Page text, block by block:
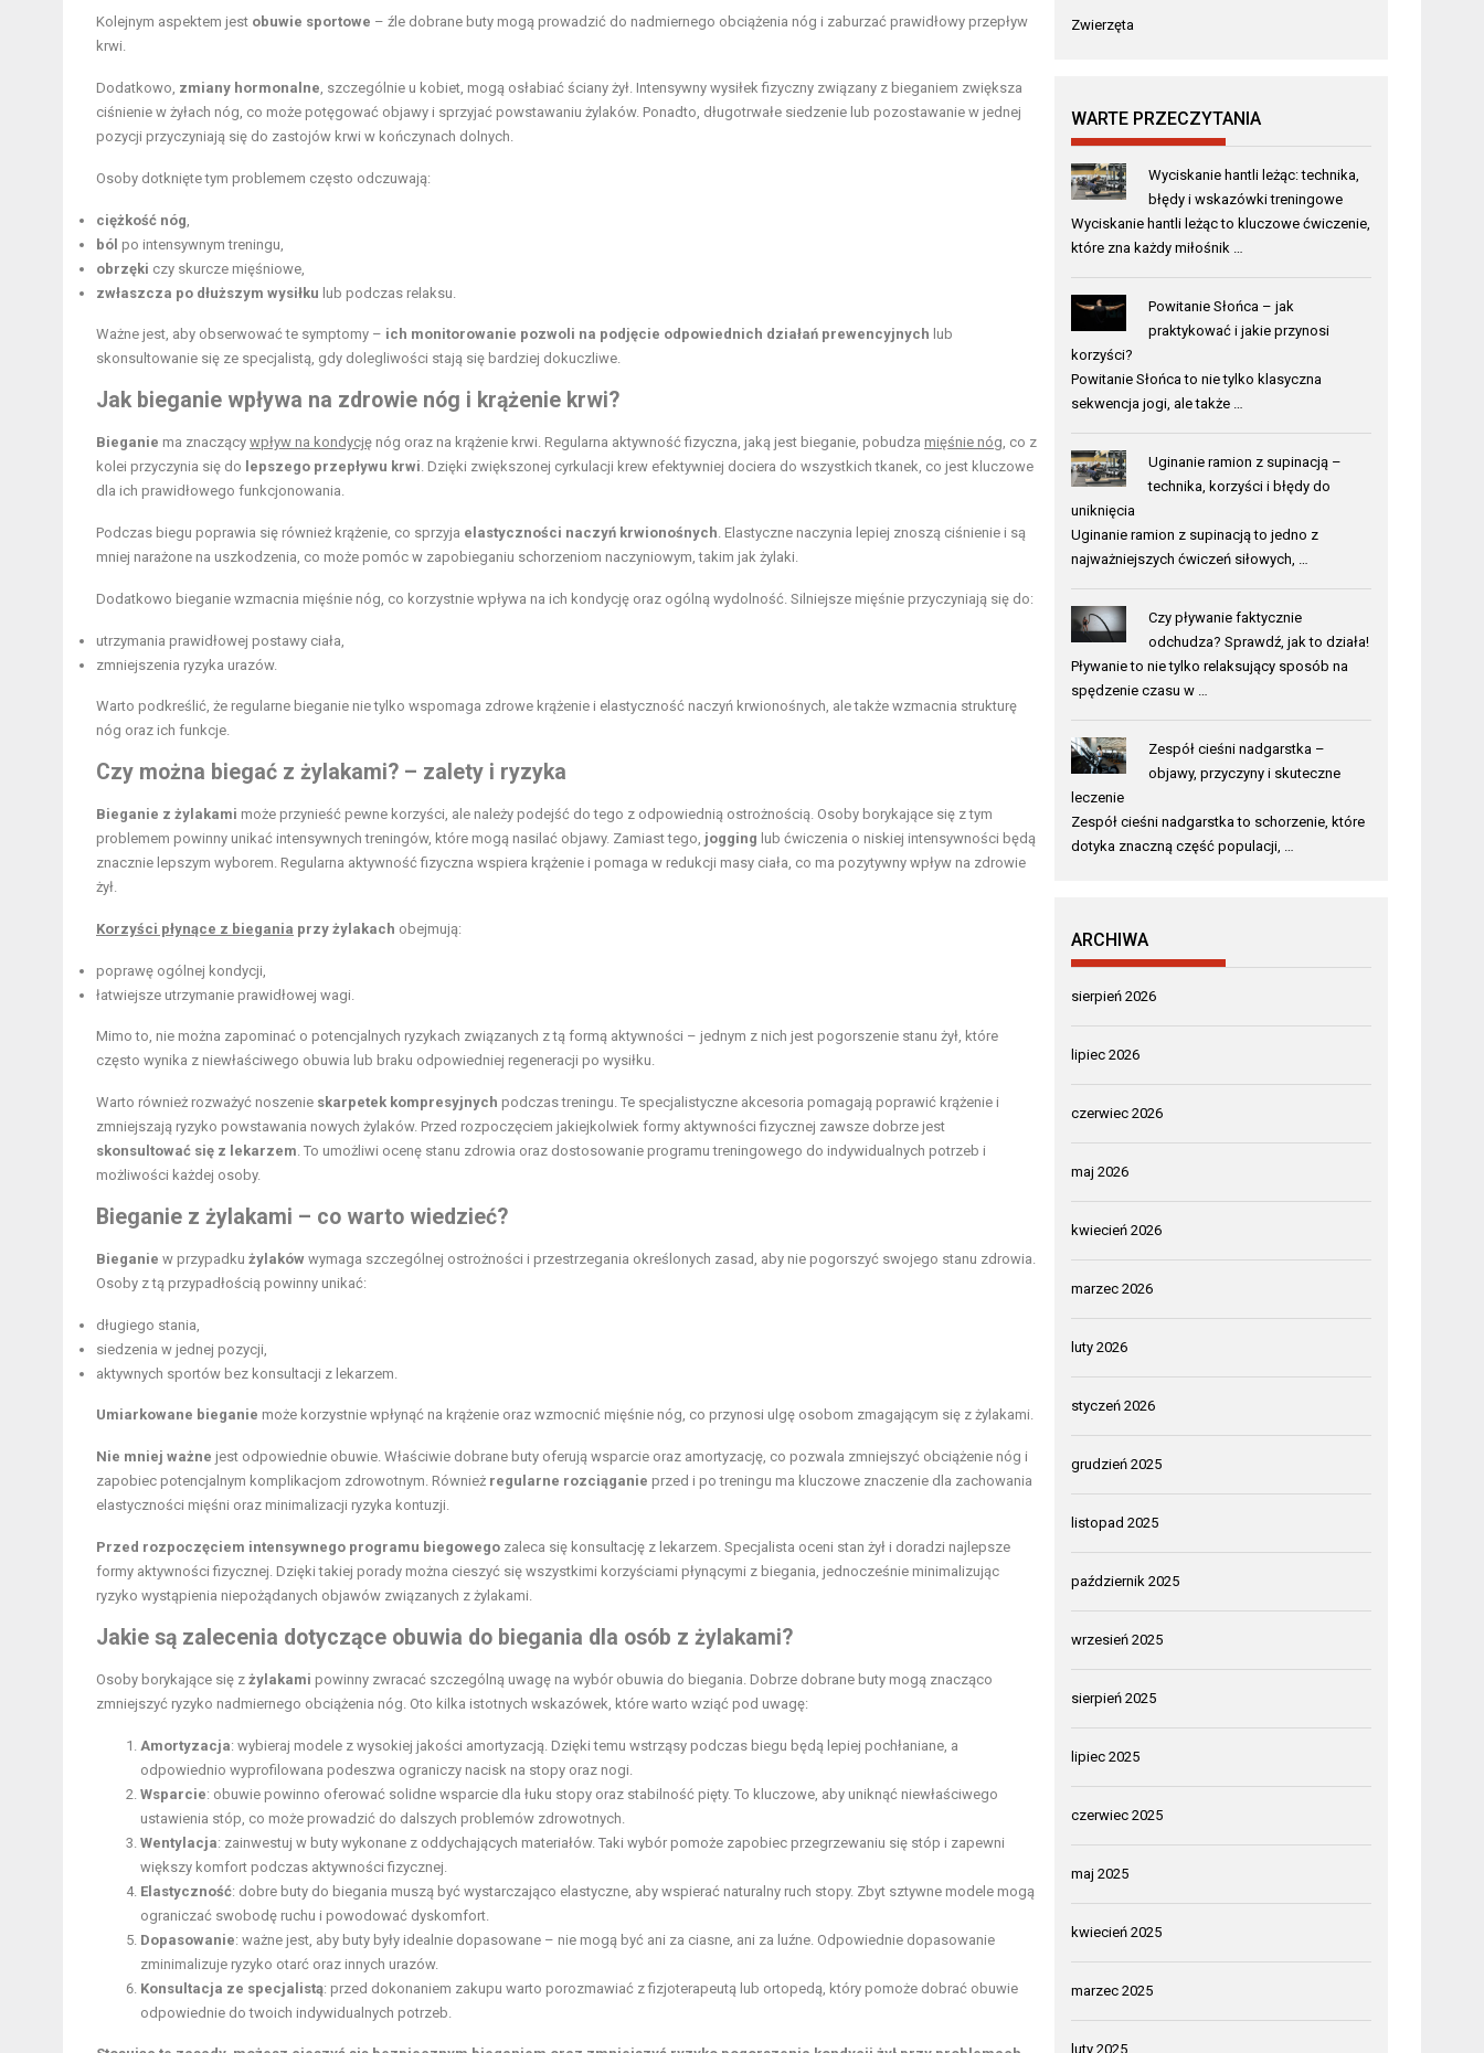
Kolejnym aspektem jest obuwie sportowe – źle dobrane buty mogą prowadzić do nadmiernego obciążenia nóg i zaburzać prawidłowy przepływ
krwi.
Dodatkowo, zmiany hormonalne, szczególnie u kobiet, mogą osłabiać ściany żył. Intensywny wysiłek fizyczny związany z bieganiem zwiększa
ciśnienie w żyłach nóg, co może potęgować objawy i sprzyjać powstawaniu żylaków. Ponadto, długotrwałe siedzenie lub pozostawanie w jednej
pozycji przyczyniają się do zastojów krwi w kończynach dolnych.
Osoby dotknięte tym problemem często odczuwają:
ciężkość nóg,
ból po intensywnym treningu,
obrzęki czy skurcze mięśniowe,
zwłaszcza po dłuższym wysiłku lub podczas relaksu.
Ważne jest, aby obserwować te symptomy – ich monitorowanie pozwoli na podjęcie odpowiednich działań prewencyjnych lub
skonsultowanie się ze specjalistą, gdy dolegliwości stają się bardziej dokuczliwe.
Jak bieganie wpływa na zdrowie nóg i krążenie krwi?
Bieganie ma znaczący wpływ na kondycję nóg oraz na krążenie krwi. Regularna aktywność fizyczna, jaką jest bieganie, pobudza mięśnie nóg, co z
kolei przyczynia się do lepszego przepływu krwi. Dzięki zwiększonej cyrkulacji krew efektywniej dociera do wszystkich tkanek, co jest kluczowe
dla ich prawidłowego funkcjonowania.
Podczas biegu poprawia się również krążenie, co sprzyja elastyczności naczyń krwionośnych. Elastyczne naczynia lepiej znoszą ciśnienie i są
mniej narażone na uszkodzenia, co może pomóc w zapobieganiu schorzeniom naczyniowym, takim jak żylaki.
Dodatkowo bieganie wzmacnia mięśnie nóg, co korzystnie wpływa na ich kondycję oraz ogólną wydolność. Silniejsze mięśnie przyczyniają się do:
utrzymania prawidłowej postawy ciała,
zmniejszenia ryzyka urazów.
Warto podkreślić, że regularne bieganie nie tylko wspomaga zdrowe krążenie i elastyczność naczyń krwionośnych, ale także wzmacnia strukturę
nóg oraz ich funkcje.
Czy można biegać z żylakami? – zalety i ryzyka
Bieganie z żylakami może przynieść pewne korzyści, ale należy podejść do tego z odpowiednią ostrożnością. Osoby borykające się z tym
problemem powinny unikać intensywnych treningów, które mogą nasilać objawy. Zamiast tego, jogging lub ćwiczenia o niskiej intensywności będą
znacznie lepszym wyborem. Regularna aktywność fizyczna wspiera krążenie i pomaga w redukcji masy ciała, co ma pozytywny wpływ na zdrowie
żył.
Korzyści płynące z biegania przy żylakach obejmują:
poprawę ogólnej kondycji,
łatwiejsze utrzymanie prawidłowej wagi.
Mimo to, nie można zapominać o potencjalnych ryzykach związanych z tą formą aktywności – jednym z nich jest pogorszenie stanu żył, które
często wynika z niewłaściwego obuwia lub braku odpowiedniej regeneracji po wysiłku.
Warto również rozważyć noszenie skarpetek kompresyjnych podczas treningu. Te specjalistyczne akcesoria pomagają poprawić krążenie i
zmniejszają ryzyko powstawania nowych żylaków. Przed rozpoczęciem jakiejkolwiek formy aktywności fizycznej zawsze dobrze jest
skonsultować się z lekarzem. To umożliwi ocenę stanu zdrowia oraz dostosowanie programu treningowego do indywidualnych potrzeb i
możliwości każdej osoby.
Bieganie z żylakami – co warto wiedzieć?
Bieganie w przypadku żylaków wymaga szczególnej ostrożności i przestrzegania określonych zasad, aby nie pogorszyć swojego stanu zdrowia.
Osoby z tą przypadłością powinny unikać:
długiego stania,
siedzenia w jednej pozycji,
aktywnych sportów bez konsultacji z lekarzem.
Umiarkowane bieganie może korzystnie wpłynąć na krążenie oraz wzmocnić mięśnie nóg, co przynosi ulgę osobom zmagającym się z żylakami.
Nie mniej ważne jest odpowiednie obuwie. Właściwie dobrane buty oferują wsparcie oraz amortyzację, co pozwala zmniejszyć obciążenie nóg i
zapobiec potencjalnym komplikacjom zdrowotnym. Również regularne rozciąganie przed i po treningu ma kluczowe znaczenie dla zachowania
elastyczności mięśni oraz minimalizacji ryzyka kontuzji.
Przed rozpoczęciem intensywnego programu biegowego zaleca się konsultację z lekarzem. Specjalista oceni stan żył i doradzi najlepsze
formy aktywności fizycznej. Dzięki takiej porady można cieszyć się wszystkimi korzyściami płynącymi z biegania, jednocześnie minimalizując
ryzyko wystąpienia niepożądanych objawów związanych z żylakami.
Jakie są zalecenia dotyczące obuwia do biegania dla osób z żylakami?
Osoby borykające się z żylakami powinny zwracać szczególną uwagę na wybór obuwia do biegania. Dobrze dobrane buty mogą znacząco
zmniejszyć ryzyko nadmiernego obciążenia nóg. Oto kilka istotnych wskazówek, które warto wziąć pod uwagę:
Amortyzacja: wybieraj modele z wysokiej jakości amortyzacją. Dzięki temu wstrząsy podczas biegu będą lepiej pochłaniane, a
odpowiednio wyprofilowana podeszwa ograniczy nacisk na stopy oraz nogi.
Wsparcie: obuwie powinno oferować solidne wsparcie dla łuku stopy oraz stabilność pięty. To kluczowe, aby uniknąć niewłaściwego
ustawienia stóp, co może prowadzić do dalszych problemów zdrowotnych.
Wentylacja: zainwestuj w buty wykonane z oddychających materiałów. Taki wybór pomoże zapobiec przegrzewaniu się stóp i zapewni
większy komfort podczas aktywności fizycznej.
Elastyczność: dobre buty do biegania muszą być wystarczająco elastyczne, aby wspierać naturalny ruch stopy. Zbyt sztywne modele mogą
ograniczać swobodę ruchu i powodować dyskomfort.
Dopasowanie: ważne jest, aby buty były idealnie dopasowane – nie mogą być ani za ciasne, ani za luźne. Odpowiednie dopasowanie
zminimalizuje ryzyko otarć oraz innych urazów.
Konsultacja ze specjalistą: przed dokonaniem zakupu warto porozmawiać z fizjoterapeutą lub ortopedą, który pomoże dobrać obuwie
odpowiednie do twoich indywidualnych potrzeb.
Zwierzęta
WARTE PRZECZYTANIA
Wyciskanie hantli leżąc: technika,
błędy i wskazówki treningowe
Wyciskanie hantli leżąc to kluczowe ćwiczenie,
które zna każdy miłośnik …
Powitanie Słońca – jak
praktykować i jakie przynosi
korzyści?
Powitanie Słońca to nie tylko klasyczna
sekwencja jogi, ale także …
Uginanie ramion z supinacją –
technika, korzyści i błędy do
uniknięcia
Uginanie ramion z supinacją to jedno z
najważniejszych ćwiczeń siłowych, …
Czy pływanie faktycznie
odchudza? Sprawdź, jak to działa!
Pływanie to nie tylko relaksujący sposób na
spędzenie czasu w …
Zespół cieśni nadgarstka –
objawy, przyczyny i skuteczne
leczenie
Zespół cieśni nadgarstka to schorzenie, które
dotyka znaczną część populacji, …
ARCHIWA
sierpień 2026
lipiec 2026
czerwiec 2026
maj 2026
kwiecień 2026
marzec 2026
luty 2026
styczeń 2026
grudzień 2025
listopad 2025
październik 2025
wrzesień 2025
sierpień 2025
lipiec 2025
czerwiec 2025
maj 2025
kwiecień 2025
marzec 2025
luty 2025